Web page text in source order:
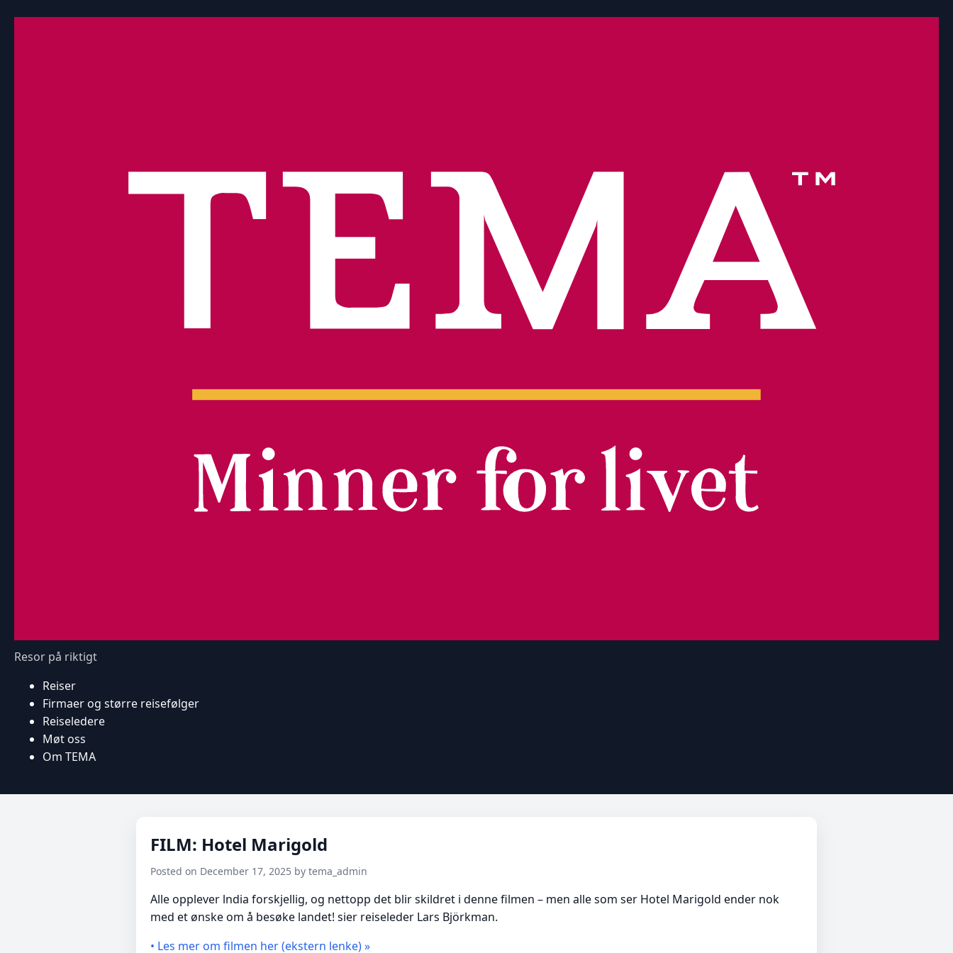
Resor på riktigt
Reiser
Firmaer og større reisefølger
Reiseledere
Møt oss
Om TEMA
FILM: Hotel Marigold
Posted on December 17, 2025 by tema_admin
Alle opplever lndia forskjellig, og nettopp det blir skildret i denne filmen – men alle som ser Hotel Marigold ender nok
med et ønske om å besøke landet! sier reiseleder Lars Björkman.
• Les mer om filmen her (ekstern lenke) »